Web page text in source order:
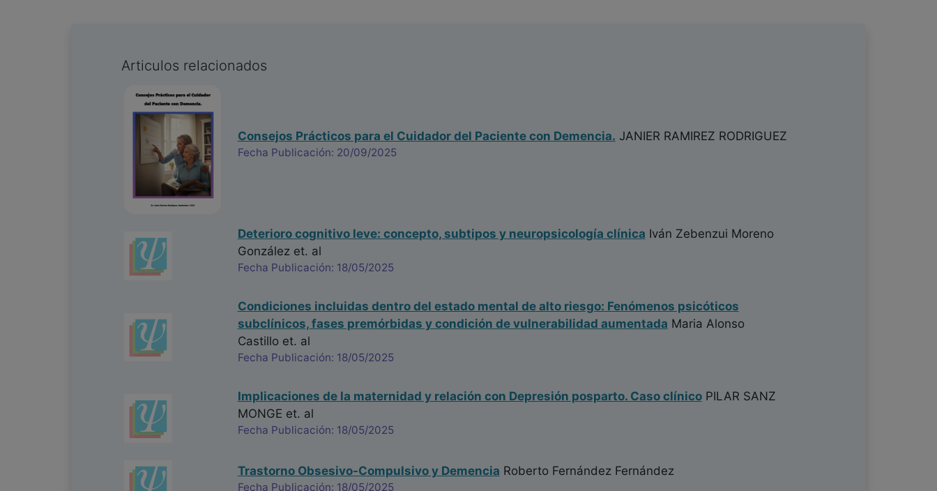
Articulos relacionados
Consejos Prácticos para el Cuidador del Paciente con Demencia. JANIER RAMIREZ RODRIGUEZ
Fecha Publicación: 20/09/2025
Deterioro cognitivo leve: concepto, subtipos y neuropsicología clínica Iván Zebenzui Moreno
González et. al
Fecha Publicación: 18/05/2025
Condiciones incluidas dentro del estado mental de alto riesgo: Fenómenos psicóticos
subclínicos, fases premórbidas y condición de vulnerabilidad aumentada Maria Alonso
Castilloet. al
Fecha Publicación: 18/05/2025
Implicaciones de la maternidad y relación con Depresión posparto. Caso clínicoPILAR SANZ
MONGE et. al
Fecha Publicación: 18/05/2025
Trastorno Obsesivo-Compulsivo y Demencia Roberto Fernández Fernández
Fecha Publicación: 18/05/2025